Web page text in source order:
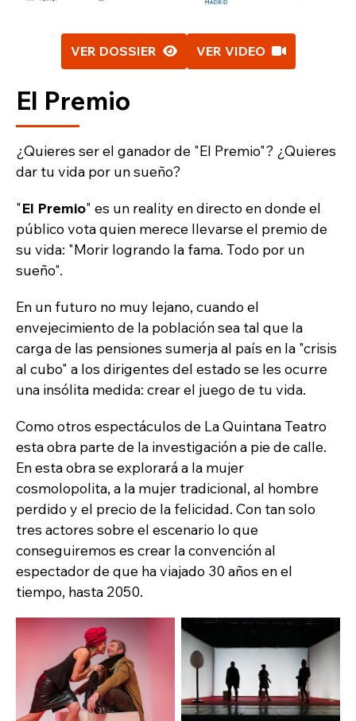
VER DOSSIER VER VIDEO
El Premio
¿Quieres ser el ganador de "El Premio"? ¿Quieres
dar tu vida por un sueño?
"El Premio" es un reality en directo en donde el
público vota quien merece llevarse el premio de
su vida: "Morir logrando la fama. Todo por un
sueño".
En un futuro no muy lejano, cuando el
envejecimiento de la población sea tal que la
carga de las pensiones sumerja al país en la "crisis
al cubo" a los dirigentes del estado se les ocurre
una insólita medida: crear el juego de tu vida.
Como otros espectáculos de La Quintana Teatro
esta obra parte de la investigación a pie de calle.
En esta obra se explorará a la mujer
cosmolopolita, a la mujer tradicional, al hombre
perdido y el precio de la felicidad. Con tan solo
tres actores sobre el escenario lo que
conseguiremos es crear la convención al
espectador de que ha viajado 30 años en el
tiempo, hasta 2050.